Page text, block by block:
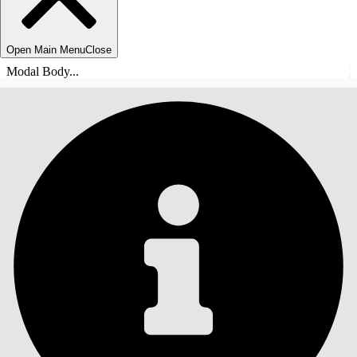
Open Main MenuClose
Modal Body...
SISÄLLYSLUETTELO